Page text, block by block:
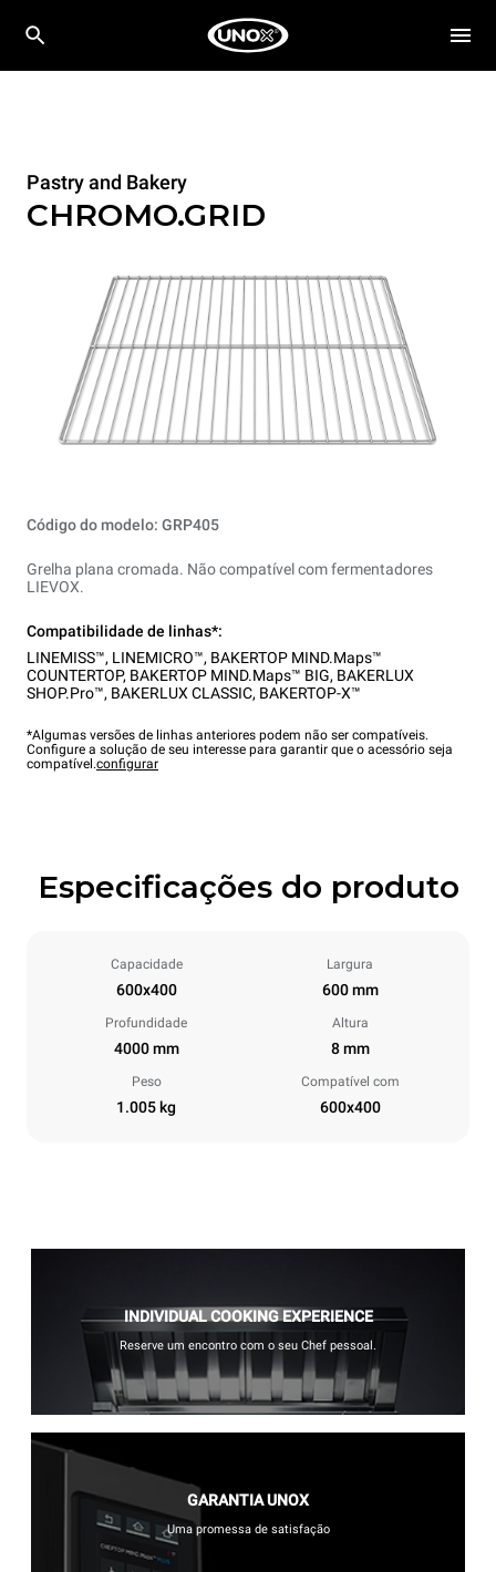
Pastry and Bakery
CHROMO.GRID
Código do modelo: GRP405
Grelha plana cromada. Não compatível com fermentadores
LIEVOX.
Compatibilidade de linhas*:
LINEMISS™, LINEMICRO™, BAKERTOP MIND.Maps™
COUNTERTOP, BAKERTOP MIND.Maps™ BIG, BAKERLUX
SHOP.Pro™, BAKERLUX CLASSIC, BAKERTOP-X™
*Algumas versões de linhas anteriores podem não ser compatíveis.
Configure a solução de seu interesse para garantir que o acessório seja
compatível.configurar
Especificações do produto
Capacidade
600x400
Largura
600 mm
Profundidade
4000 mm
Altura
8 mm
Peso
1.005 kg
Compatível com
600x400
INDIVIDUAL COOKING EXPERIENCE
Reserve um encontro com o seu Chef pessoal.
GARANTIA UNOX
Uma promessa de satisfação